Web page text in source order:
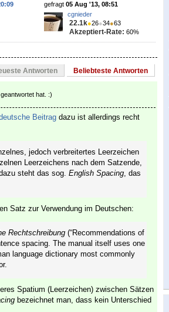
gefragt 05 Aug '13, 08:51
cgnieder
22.1k●26●34●63
Akzeptiert-Rate: 60%
Antworten Beliebteste Antworten
hat. :)
Beitrag dazu ist allerdings recht
jedoch verbreitertes Leerzeichen
Leerzeichens nach dem Satzende,
steht das sog. English Spacing , das
Satz zur Verwendung im Deutschen:
Rechtschreibung (“Recommendations of
spacing. The manual itself uses one
language dictionary most commonly
Spatium (Leerzeichen) zwischen Sätzen
bezeichnet man, dass kein Unterschied